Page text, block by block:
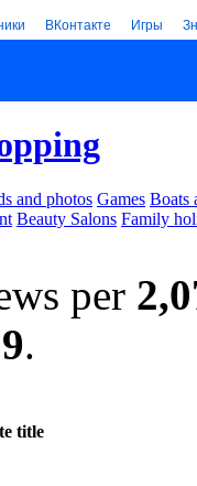
ВКонтакте Игры
and photos Games Boats
Beauty Salons Family
per
.
title